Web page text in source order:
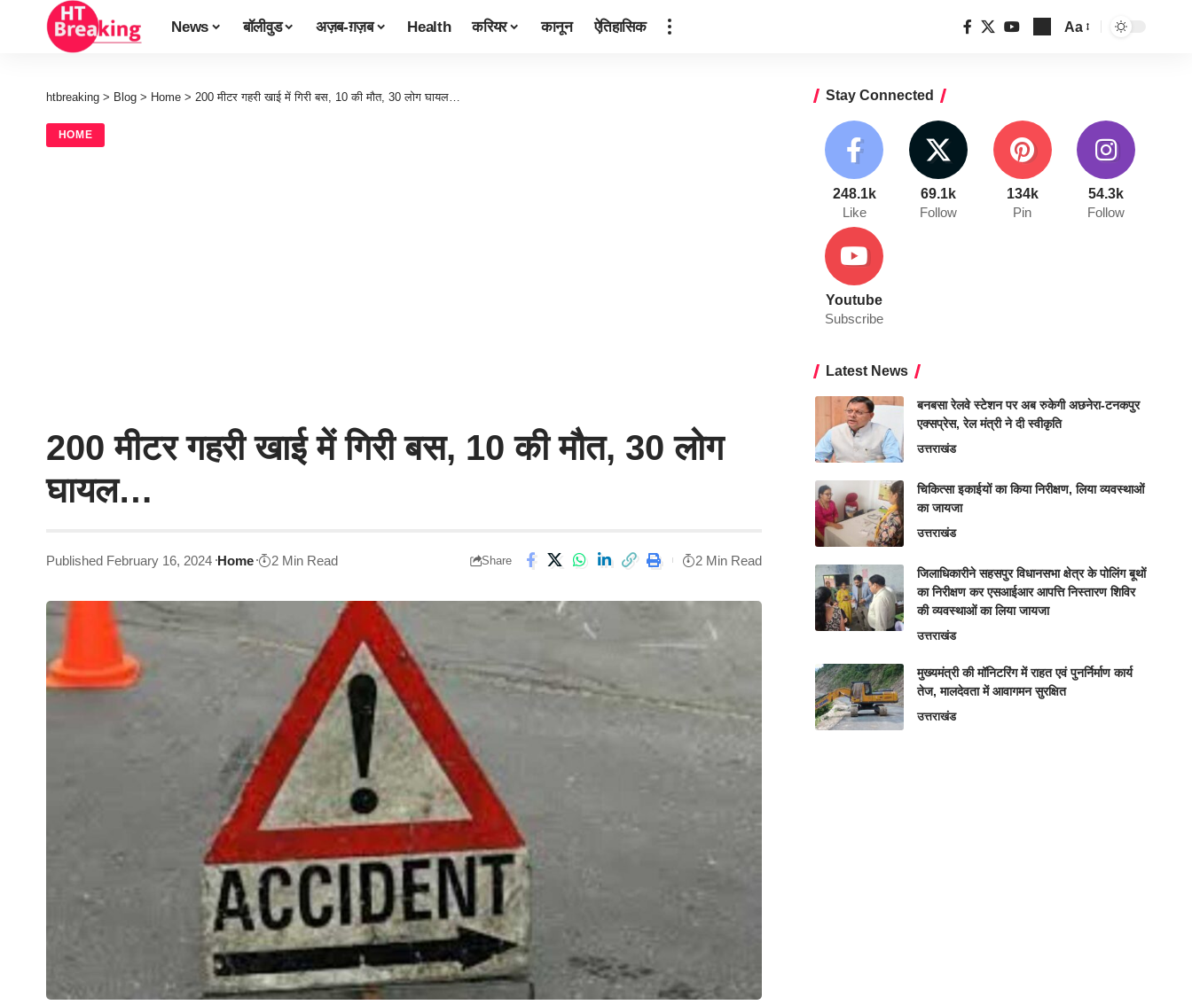
News बॉलीवुड अज़ब-ग़ज़ब Health करियर कानून ऐतिहासिक Aa
htbreaking > Blog > Home > 200 मीटर गहरी खाई में गिरी बस, 10 की मौत, 30 लोग घायल…
HOME
200 मीटर गहरी खाई में गिरी बस, 10 की मौत, 30 लोग
घायल…
Published February 16, 2024 Home 2 Min Read Share 2 Min Read
Stay Connected
248.1k
Like
69.1k
Follow
134k
Pin
54.3k
Follow
Youtube
Subscribe
Latest News
बनबसा रेलवे स्टेशन पर अब रुकेगी अछनेरा-टनकपुर
एक्सप्रेस, रेल मंत्री ने दी स्वीकृति
उत्तराखंड
चिकित्सा इकाईयों का किया निरीक्षण, लिया व्यवस्थाओं
का जायजा
उत्तराखंड
जिलाधिकारीने सहसपुर विधानसभा क्षेत्र के पोलिंग बूथों
का निरीक्षण कर एसआईआर आपत्ति निस्तारण शिविर
की व्यवस्थाओं का लिया जायजा
उत्तराखंड
मुख्यमंत्री की मॉनिटरिंग में राहत एवं पुनर्निर्माण कार्य
तेज, मालदेवता में आवागमन सुरक्षित
उत्तराखंड